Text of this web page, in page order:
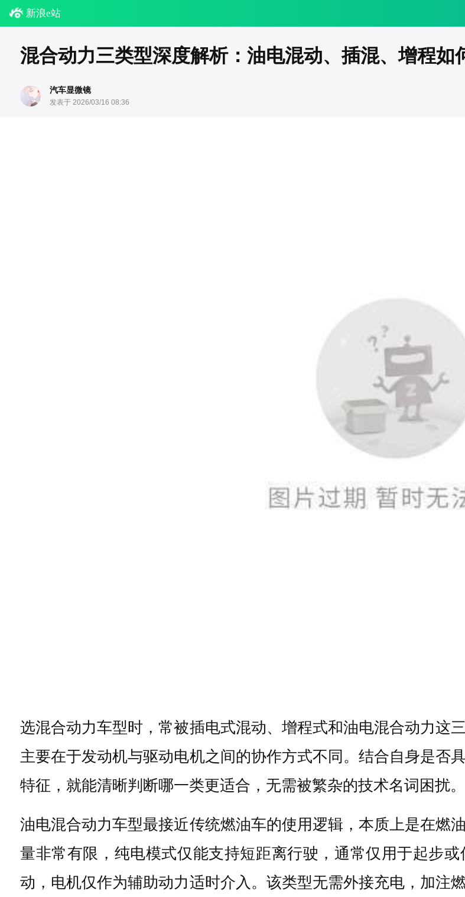
新浪e站
混合动力三类型深度解析：油电混动、插混、增程如
汽车显微镜
发表于 2026/03/16 08:36
选混合动力车型时，常被插电式混动、增程式和油电混合动力这
主要在于发动机与驱动电机之间的协作方式不同。结合自身是否
特征，就能清晰判断哪一类更适合，无需被繁杂的技术名词困扰。
油电混合动力车型最接近传统燃油车的使用逻辑，本质上是在燃
量非常有限，纯电模式仅能支持短距离行驶，通常仅用于起步
动，电机仅作为辅助动力适时介入。该类型无需外接充电，加注